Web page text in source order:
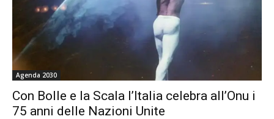
Agenda 2030
Con Bolle e la Scala l’Italia celebra all’Onu i
75 anni delle Nazioni Unite